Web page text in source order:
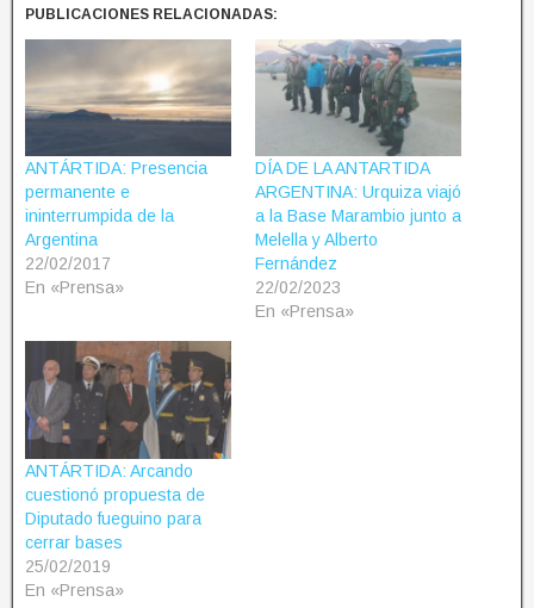
PUBLICACIONES RELACIONADAS:
ANTÁRTIDA: Presencia
permanente e
ininterrumpida de la
Argentina
22/02/2017
En «Prensa»
DÍA DE LA ANTARTIDA
ARGENTINA: Urquiza viajó
a la Base Marambio junto a
Melella y Alberto
Fernández
22/02/2023
En «Prensa»
ANTÁRTIDA: Arcando
cuestionó propuesta de
Diputado fueguino para
cerrar bases
25/02/2019
En «Prensa»